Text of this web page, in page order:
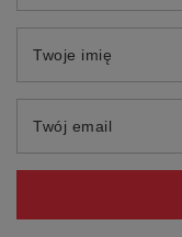
Twoje imię
Twój email